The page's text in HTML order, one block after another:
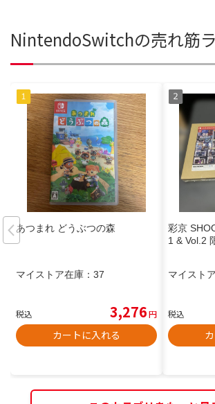
NintendoSwitchの売れ筋
あつまれ どうぶつの森
マイストア在庫： 37
税込 3,276円
カートに入れる
彩京
1 & Vol.2
マイスト
税込